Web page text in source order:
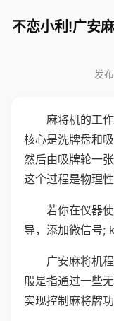
不恋小利!广安
发
麻将机的工
核心是洗牌盘和
然后由吸牌轮一
这个过程是物理
若你在仪器
导，添加微信号;
广安麻将机
般是指通过一些
实现控制麻将牌